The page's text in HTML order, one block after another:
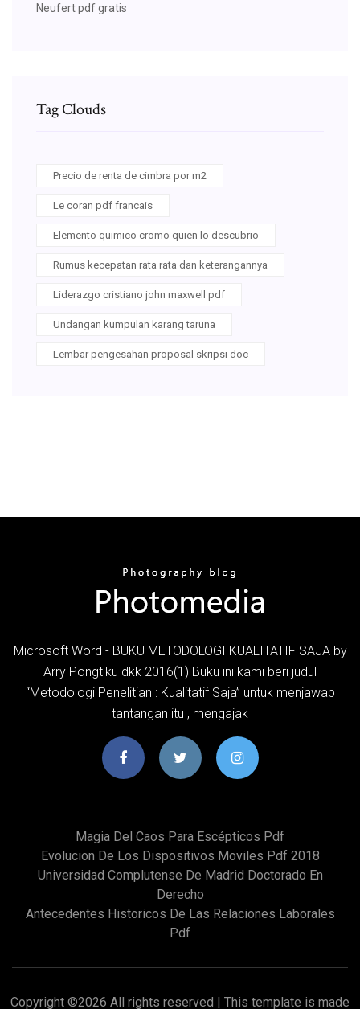
Neufert pdf gratis
Tag Clouds
Precio de renta de cimbra por m2
Le coran pdf francais
Elemento quimico cromo quien lo descubrio
Rumus kecepatan rata rata dan keterangannya
Liderazgo cristiano john maxwell pdf
Undangan kumpulan karang taruna
Lembar pengesahan proposal skripsi doc
Microsoft Word - BUKU METODOLOGI KUALITATIF SAJA by
Arry Pongtiku dkk 2016(1) Buku ini kami beri judul
“Metodologi Penelitian : Kualitatif Saja” untuk menjawab
tantangan itu , mengajak
Magia Del Caos Para Escépticos Pdf
Evolucion De Los Dispositivos Moviles Pdf 2018
Universidad Complutense De Madrid Doctorado En
Derecho
Antecedentes Historicos De Las Relaciones Laborales
Pdf
Copyright ©2026 All rights reserved | This template is made